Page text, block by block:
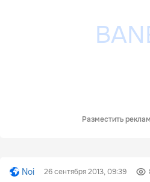
Разместить
Noi 26 сентября 2013, 09:39